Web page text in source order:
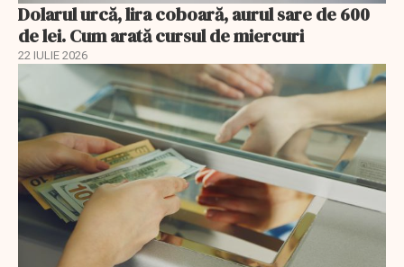
Dolarul urcă, lira coboară, aurul sare de 600
de lei. Cum arată cursul de miercuri
22 IULIE 2026